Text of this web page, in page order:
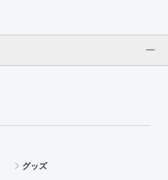
グッズ